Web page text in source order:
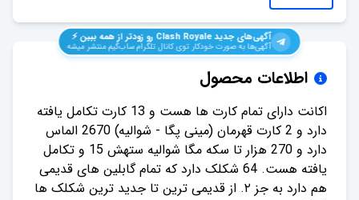
آگهی‌های جدیدClash Royale رو زودتر از همه ببین ⚡️
آگهی‌ها به صورت خودکار توی کانال تلگرام ساب‌گیم منتشر میشه
اطلاعات محصول
اکانت دارای تمام کارت ها هست و 13 کارت تکامل یافته
دارد و 2 کارت قهرمان (مینی پگا - شوالیه) 2670 الماس
دارد و 270 هزار تا سکه مگا شوالیه ستهش 15 و تکامل
یافته هست. 64 شکلک دارد که تمام گابلین های قدیمی
هم دارد به جز ۲. از قدیمی ترین تا جدید ترین شکلک ها